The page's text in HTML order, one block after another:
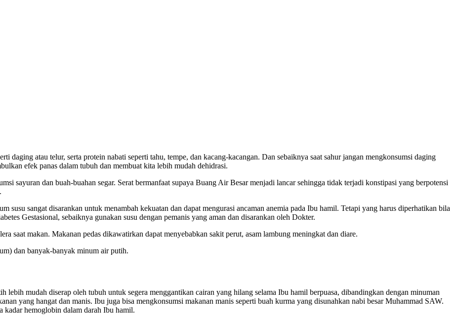
daging atau telur, serta protein nabati seperti tahu, tempe, dan kacang-kacangan. Dan sebaiknya saat sahur jangan mengkonsumsi daging
efek panas dalam tubuh dan membuat kita lebih mudah dehidrasi.
sayuran dan buah-buahan segar. Serat bermanfaat supaya Buang Air Besar menjadi lancar sehingga tidak terjadi konstipasi yang berpotensi
susu sangat disarankan untuk menambah kekuatan dan dapat mengurasi ancaman anemia pada Ibu hamil. Tetapi yang harus diperhatikan bila
Gestasional, sebaiknya gunakan susu dengan pemanis yang aman dan disarankan oleh Dokter.
saat makan. Makanan pedas dikawatirkan dapat menyebabkan sakit perut, asam lambung meningkat dan diare.
dan banyak-banyak minum air putih.
lebih mudah diserap oleh tubuh untuk segera menggantikan cairan yang hilang selama Ibu hamil berpuasa, dibandingkan dengan minuman
yang hangat dan manis. Ibu juga bisa mengkonsumsi makanan manis seperti buah kurma yang disunahkan nabi besar Muhammad SAW.
kadar hemoglobin dalam darah Ibu hamil.